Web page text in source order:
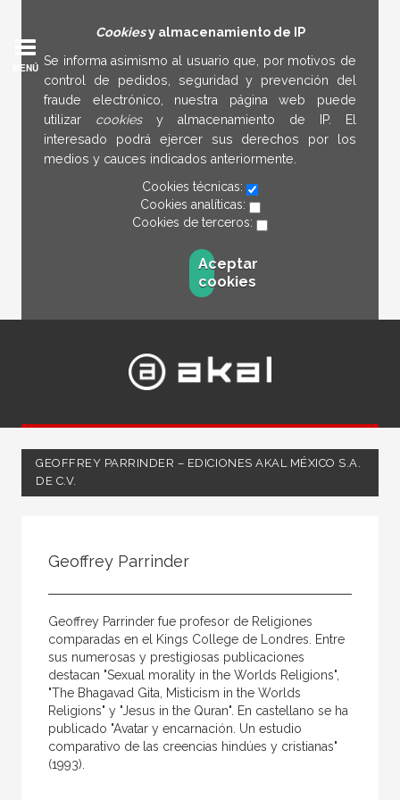
Cookiesy almacenamiento de IP
Se informa asimismo al usuario que, por motivos de
control de pedidos, seguridad y prevención del
fraude electrónico, nuestra página web puede
utilizar cookies y almacenamiento de IP. El
interesado podrá ejercer sus derechos por los
medios y cauces indicados anteriormente.
Cookies técnicas:
Cookies analíticas:
Cookies de terceros:
Aceptar
cookies
MENÚ
GEOFFREY PARRINDER – EDICIONES AKAL MÉXICO S.A.
DE C.V.
Ilustrador
Ilustradora
Traductor
Geoffrey Parrinder
Geoffrey Parrinder fue profesor de Religiones
comparadas en el Kings College de Londres. Entre
sus numerosas y prestigiosas publicaciones
destacan "Sexual morality in the Worlds Religions",
"The Bhagavad Gita, Misticism in the Worlds
Religions" y "Jesus in the Quran". En castellano se ha
publicado "Avatar y encarnación. Un estudio
comparativo de las creencias hindúes y cristianas"
(1993).